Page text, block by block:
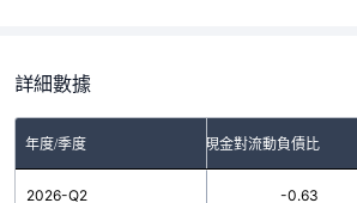
詳細數據
年度/季度 營業現金對流動負債比
2026-Q2 -0.63